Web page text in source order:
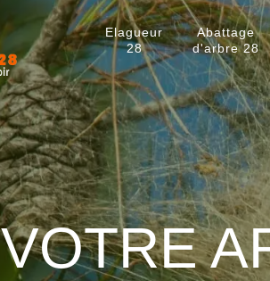
Elagueur
28
Abattage
d'arbre 28
VOTRE